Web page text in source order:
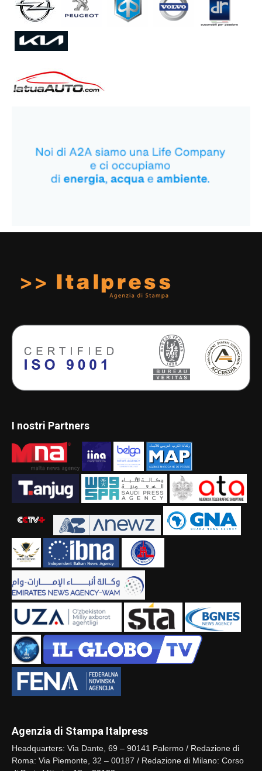
I nostri Partners
Agenzia di Stampa Italpress
Headquarters: Via Dante, 69 – 90141 Palermo / Redazione di
Roma: Via Piemonte, 32 – 00187 / Redazione di Milano: Corso